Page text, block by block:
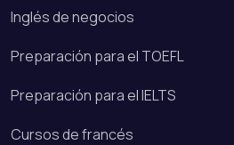
Inglés de negocios
Preparación para el TOEFL
Preparación para el IELTS
Cursos de francés